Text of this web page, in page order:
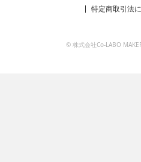
特定商取引法
© 株式会社Co-LABO